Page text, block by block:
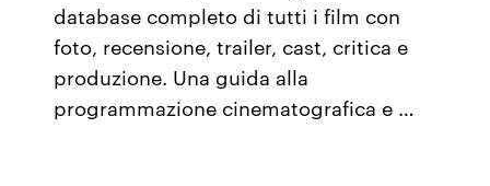
database completo di tutti i film con
foto, recensione, trailer, cast, critica e
produzione. Una guida alla
programmazione cinematografica e …